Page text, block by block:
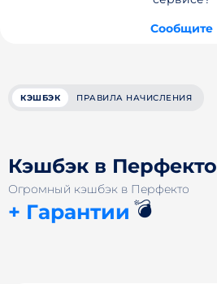
Сообщите
КЭШБЭК ПРАВИЛА НАЧИСЛЕНИЯ
Кэшбэк в Перфекто
Огромный кэшбэк в Перфекто
+ Гарантии 💣